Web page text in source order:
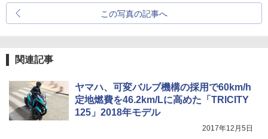
この写真の記事へ
関連記事
ヤマハ、可変バルブ機構の採用で60km/h
定地燃費を46.2km/Lに高めた「TRICITY
125」2018年モデル
2017年12月5日